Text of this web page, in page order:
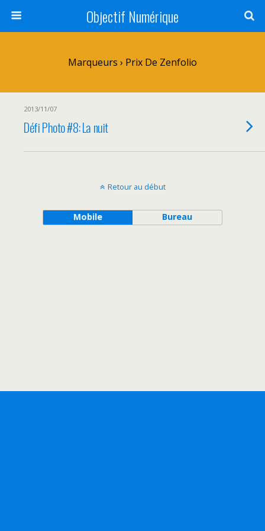
Objectif Numérique
Marqueurs › Prix De Zenfolio
2013/11/07
Défi Photo #8: La nuit
Retour au début
Mobile Bureau